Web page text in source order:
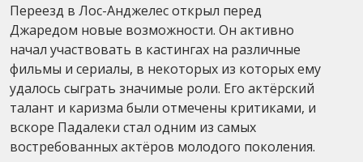
Переезд в Лос-Анджелес открыл перед
Джаредом новые возможности. Он активно
начал участвовать в кастингах на различные
фильмы и сериалы, в некоторых из которых ему
удалось сыграть значимые роли. Его актёрский
талант и каризма были отмечены критиками, и
вскоре Падалеки стал одним из самых
востребованных актёров молодого поколения.